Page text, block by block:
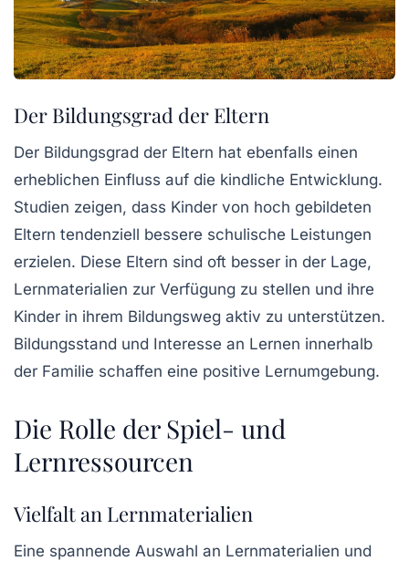
Der Bildungsgrad der Eltern
Der Bildungsgrad der Eltern hat ebenfalls einen
erheblichen Einfluss auf die kindliche Entwicklung.
Studien zeigen, dass Kinder von hoch gebildeten
Eltern tendenziell bessere schulische Leistungen
erzielen. Diese Eltern sind oft besser in der Lage,
Lernmaterialien zur Verfügung zu stellen und ihre
Kinder in ihrem Bildungsweg aktiv zu unterstützen.
Bildungsstand und Interesse an Lernen innerhalb
der Familie schaffen eine positive Lernumgebung.
Die Rolle der Spiel- und
Lernressourcen
Vielfalt an Lernmaterialien
Eine spannende Auswahl an Lernmaterialien und